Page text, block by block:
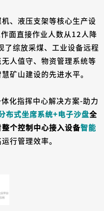
、液压支架等核心生产设
面直接作业人数从12人降
了综放采煤、工业设备远程
人值守、物资管理系统等
矿山建设的先进水平。
化指挥中心解决方案-助力
布式坐席系统+电子沙盘全
整个控制中心接入设备智能
行管理效率。